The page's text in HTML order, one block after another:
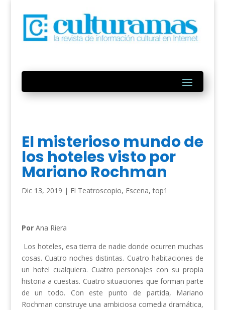
El misterioso mundo de
los hoteles visto por
Mariano Rochman
Dic 13, 2019 | El Teatroscopio, Escena,top1
Por Ana Riera
Los hoteles, esa tierra de nadie donde ocurren muchas
cosas. Cuatro noches distintas. Cuatro habitaciones de
un hotel cualquiera. Cuatro personajes con su propia
historia a cuestas. Cuatro situaciones que forman parte
de un todo. Con este punto de partida, Mariano
Rochman construye una ambiciosa comedia dramática,